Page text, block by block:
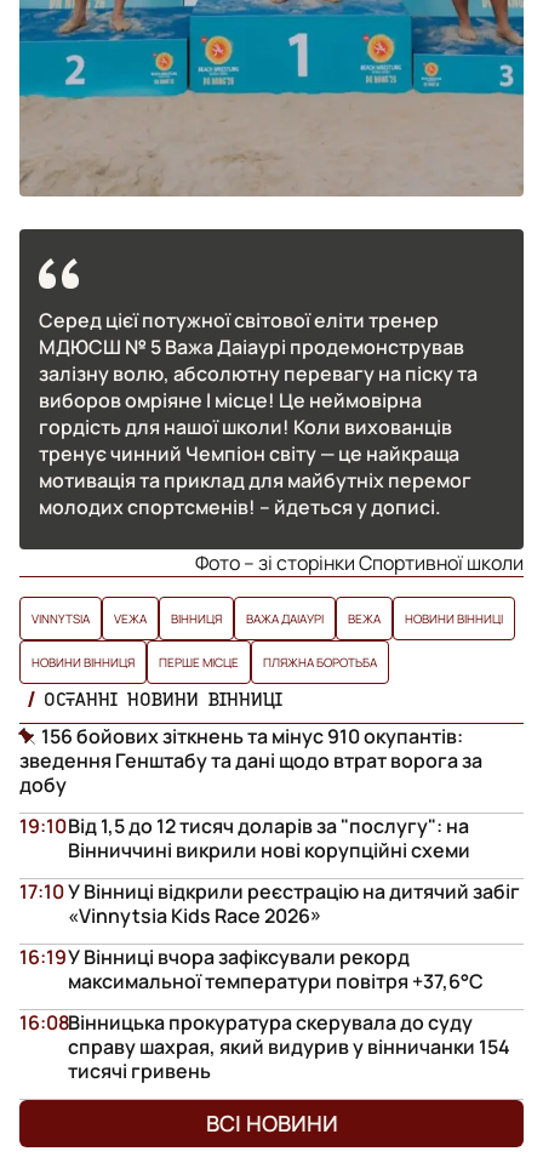
Серед цієї потужної світової еліти тренер
МДЮСШ № 5 Важа Даіаурі продемонстрував
залізну волю, абсолютну перевагу на піску та
виборов омріяне І місце! Це неймовірна
гордість для нашої школи! Коли вихованців
тренує чинний Чемпіон світу — це найкраща
мотивація та приклад для майбутніх перемог
молодих спортсменів! – йдеться у дописі.
Фото – зі сторінки Спортивної школи
VINNYTSIA VЕЖА ВІННИЦЯ ВАЖА ДАІАУРІ ВЕЖА НОВИНИ ВІННИЦІ
НОВИНИ ВІННИЦЯ ПЕРШЕ МІСЦЕ ПЛЯЖНА БОРОТЬБА
ОСТАННІ НОВИНИ ВІННИЦІ
156 бойових зіткнень та мінус 910 окупантів:
зведення Генштабу та дані щодо втрат ворога за
добу
Від 1,5 до 12 тисяч доларів за "послугу": на
Вінниччині викрили нові корупційні схеми
19:10
У Вінниці відкрили реєстрацію на дитячий забіг
«Vinnytsia Kids Race 2026»
17:10
У Вінниці вчора зафіксували рекорд
максимальної температури повітря +37,6°С
16:19
Вінницька прокуратура скерувала до суду
справу шахрая, який видурив у вінничанки 154
тисячі гривень
16:08
ВСІ НОВИНИ